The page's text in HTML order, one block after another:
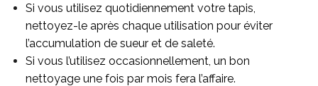
Si vous utilisez quotidiennement votre tapis,
nettoyez-le après chaque utilisation pour éviter
l’accumulation de sueur et de saleté.
Si vous l’utilisez occasionnellement, un bon
nettoyage une fois par mois fera l’affaire.